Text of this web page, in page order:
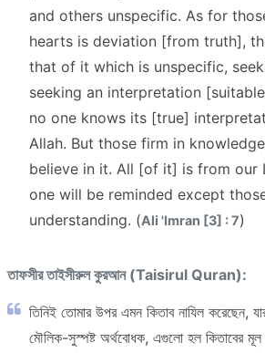
and others unspecific. As for
hearts is deviation [from truth],
that of it which is unspecific,
seeking an interpretation
no one knows its [true]
Allah. But those firm in
believe in it. All [of it] is from our
one will be reminded except
understanding. (Ali 'Imran [3] : 7)
তাফসীর তাইসীরুল কুরআন (Taisirul Quran):
তিনিই তোমার উপর এমন কিতাব নাযিল করেছেন,
মৌলিক-সুস্পষ্ট অর্থবোধক, এগুলো হল কিতাবের